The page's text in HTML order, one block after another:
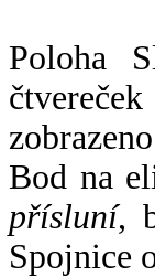
Poloha
Bod na
přísluní,
Spojnice